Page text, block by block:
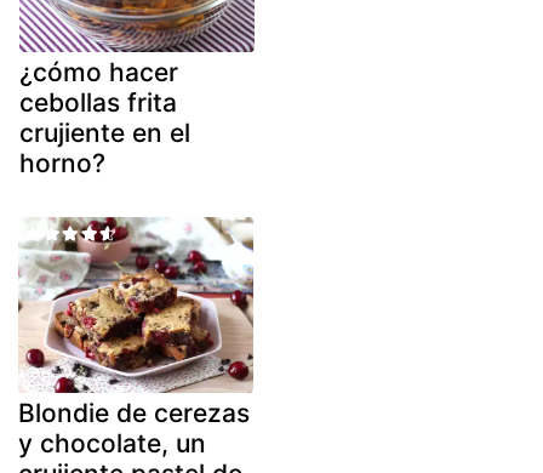
¿cómo hacer
cebollas frita
crujiente en el
horno?
Blondie de cerezas
y chocolate, un